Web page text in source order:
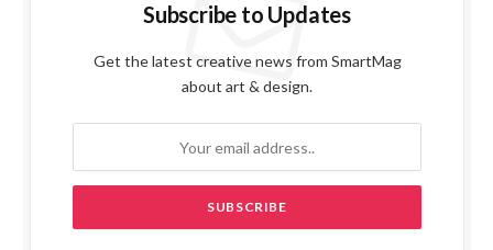
Subscribe to Updates
Get the latest creative news from SmartMag
about art & design.